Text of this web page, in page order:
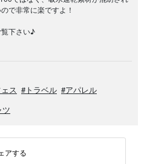
で非常に楽ですよ！
下さい♪
ス #トラベル #アパレル
アする